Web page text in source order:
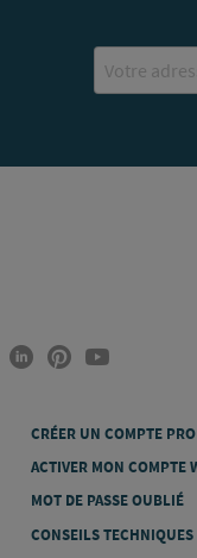
CRÉER UN COMPTE PRO
ACTIVER MON COMPTE
MOT DE PASSE OUBLIÉ
CONSEILS TECHNIQUES